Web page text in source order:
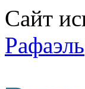
Сайт
Рафаэль